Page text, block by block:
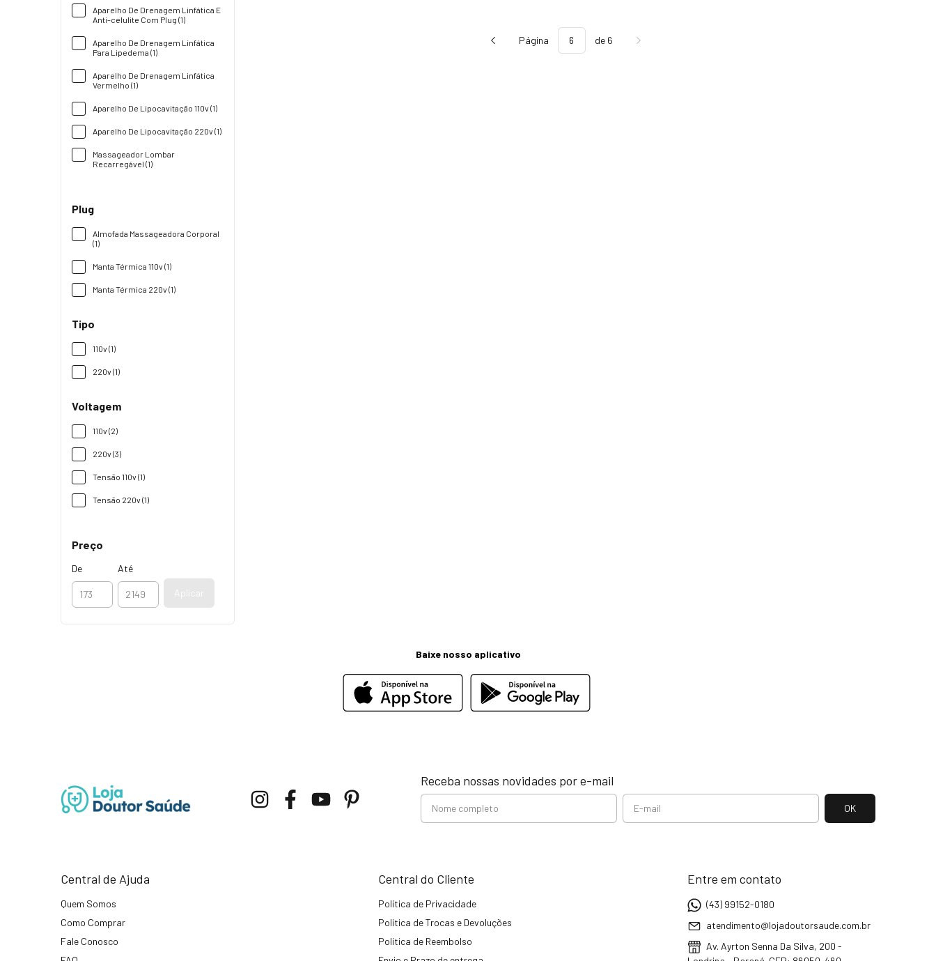
Aparelho De Drenagem Linfática E
Anti-celulite Com Plug (1)
Aparelho De Drenagem Linfática
Para Lipedema (1)
Aparelho De Drenagem Linfática
Vermelho (1)
Aparelho De Lipocavitação 110v (1)
Aparelho De Lipocavitação 220v (1)
Massageador Lombar
Recarregável (1)
Plug
Almofada Massageadora Corporal
(1)
Manta Térmica 110v (1)
Manta Térmica 220v (1)
Tipo
110v (1)
220v (1)
Voltagem
110v (2)
220v (3)
Tensão 110v (1)
Tensão 220v (1)
Preço
De Até
Aplicar
Página de 6
Baixe nosso aplicativo
Receba nossas novidades por e-mail
Central de Ajuda
Quem Somos
Como Comprar
Fale Conosco
Central do Cliente
Política de Privacidade
Política de Trocas e Devoluções
Política de Reembolso
Entre em contato
(43) 99152-0180
atendimento@lojadoutorsaude.com.br
Av. Ayrton Senna Da Silva, 200 -